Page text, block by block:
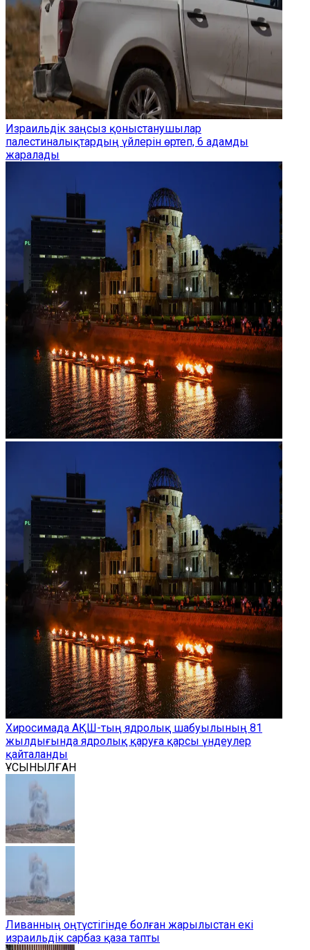
Израильдік заңсыз қоныстанушылар
палестиналықтардың үйлерін өртеп, 6 адамды
жаралады
Хиросимада АҚШ-тың ядролық шабуылының 81
жылдығында ядролық қаруға қарсы үндеулер
қайталанды
ҰСЫНЫЛҒАН
Ливанның оңтүстігінде болған жарылыстан екі
израильдік сарбаз қаза тапты